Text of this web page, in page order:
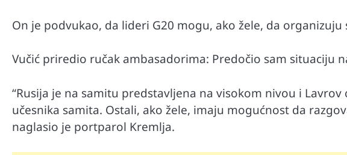
On je podvukao, da lideri G20 mogu, ako žele, da
Vučić priredio ručak ambasadorima: Predočio sam situaciju
“Rusija je na samitu predstavljena na visokom nivou i
učesnika samita. Ostali, ako žele, imaju mogućnost da
naglasio je portparol Kremlja.